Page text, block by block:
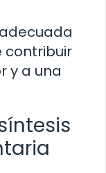
contribuir
y a una